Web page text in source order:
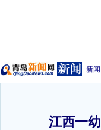
新
江西一